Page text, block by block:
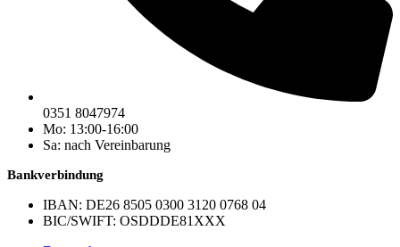
0351 8047974
Mo: 13:00-16:00
Sa: nach Vereinbarung
Bankverbindung
IBAN: DE26 8505 0300 3120 0768 04
BIC/SWIFT: OSDDDE81XXX